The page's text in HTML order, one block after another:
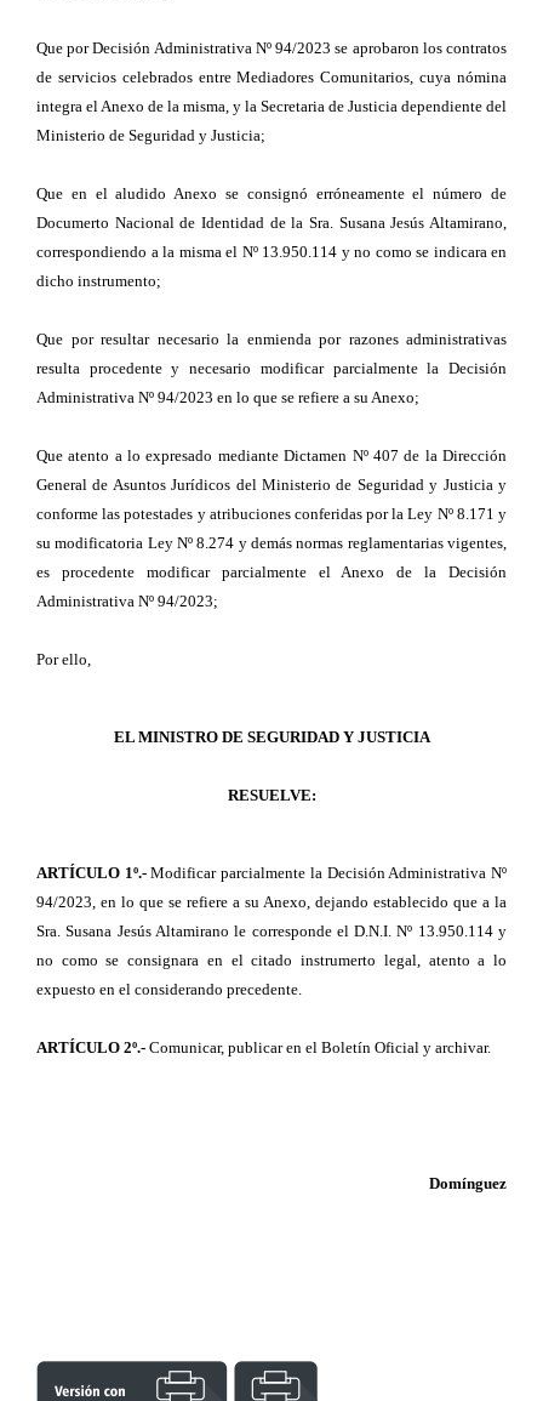
Que por Decisión Administrativa Nº 94/2023 se aprobaron los contratos
de servicios celebrados entre Mediadores Comunitarios, cuya nómina
integra el Anexo de la misma, y la Secretaria de Justicia dependiente del
Ministerio de Seguridad y Justicia;
Que en el aludido Anexo se consignó erróneamente el número de
Documerto Nacional de Identidad de la Sra. Susana Jesús Altamirano,
correspondiendo a la misma el Nº 13.950.114 y no como se indicara en
dicho instrumento;
Que por resultar necesario la enmienda por razones administrativas
resulta procedente y necesario modificar parcialmente la Decisión
Administrativa Nº 94/2023 en lo que se refiere a su Anexo;
Que atento a lo expresado mediante Dictamen Nº 407 de la Dirección
General de Asuntos Jurídicos del Ministerio de Seguridad y Justicia y
conforme las potestades y atribuciones conferidas por la Ley Nº 8.171 y
su modificatoria Ley Nº 8.274 y demás normas reglamentarias vigentes,
es procedente modificar parcialmente el Anexo de la Decisión
Administrativa Nº 94/2023;
Por ello,
EL MINISTRO DE SEGURIDAD Y JUSTICIA
RESUELVE:
ARTÍCULO 1º.-Modificar parcialmente la Decisión Administrativa Nº
94/2023, en lo que se refiere a su Anexo, dejando establecido que a la
Sra. Susana Jesús Altamirano le corresponde el D.N.I. Nº 13.950.114 y
no como se consignara en el citado instrumerto legal, atento a lo
expuesto en el considerando precedente.
ARTÍCULO 2º.- Comunicar, publicar en el Boletín Oficial y archivar.
Domínguez